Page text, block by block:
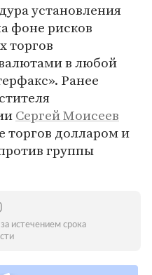
установления
фоне рисков
торгов
в любой
Ранее
Сергей Моисеев
торгов долларом и
группы
истечением срока